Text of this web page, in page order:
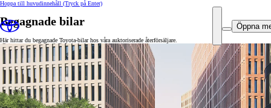
Hoppa till huvudinnehåll (Tryck på Enter)
Öppna
Begagnade bilar
Här hittar du begagnade Toyota-bilar hos våra auktoriserade återförsäljare.